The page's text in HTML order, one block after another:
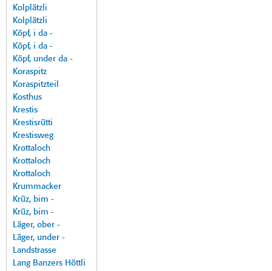
Kolplätzli
Kolplätzli
Köpf, i da -
Köpf, i da -
Köpf, under da -
Koraspitz
Koraspitzteil
Kosthus
Krestis
Krestisrütti
Krestisweg
Krottaloch
Krottaloch
Krottaloch
Krummacker
Krüz, bim -
Krüz, bim -
Läger, ober -
Läger, under -
Landstrasse
Lang Banzers Höttli